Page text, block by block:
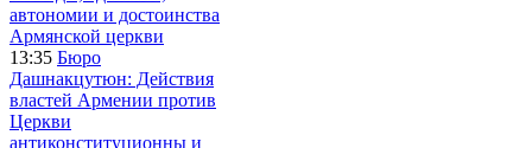
автономии и достоинства
Армянской церкви
13:35 Бюро
Дашнакцутюн: Действия
властей Армении против
Церкви
антиконституционны и